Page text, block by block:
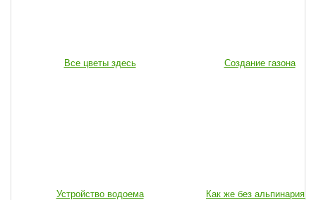
Все цветы здесь Создание газона
Устройство водоема Как же без альпинария...